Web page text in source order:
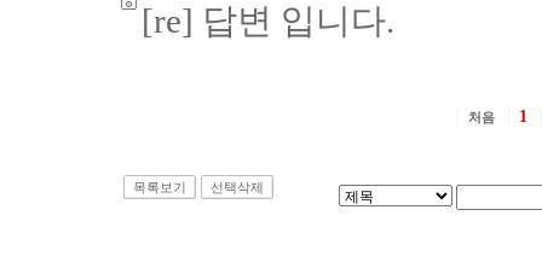
[re] 답변 입니다.
처음 1
목록보기 선택삭제